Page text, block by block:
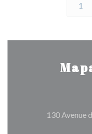
1
130 Avenue